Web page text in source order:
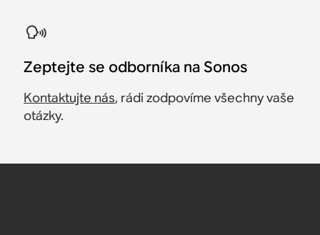
Zeptejte se odborníka na Sonos
Kontaktujte nás, rádi zodpovíme všechny vaše
otázky.